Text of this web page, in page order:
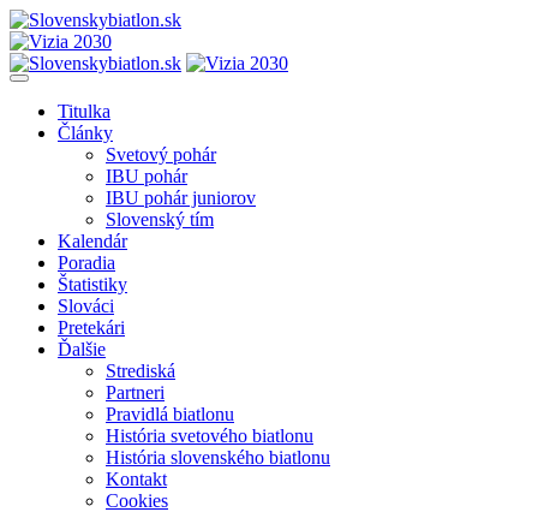
Titulka
Články
Svetový pohár
IBU pohár
IBU pohár juniorov
Slovenský tím
Kalendár
Poradia
Štatistiky
Slováci
Pretekári
Ďalšie
Strediská
Partneri
Pravidlá biatlonu
História svetového biatlonu
História slovenského biatlonu
Kontakt
Cookies